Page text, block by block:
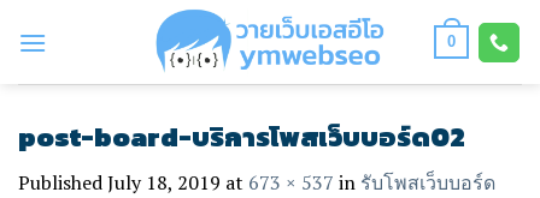
0
post-board-บริการโพสเว็บบอร์ด02
PublishedJuly 18, 2019 at 673 × 537 in รับโพสเว็บบอร์ด